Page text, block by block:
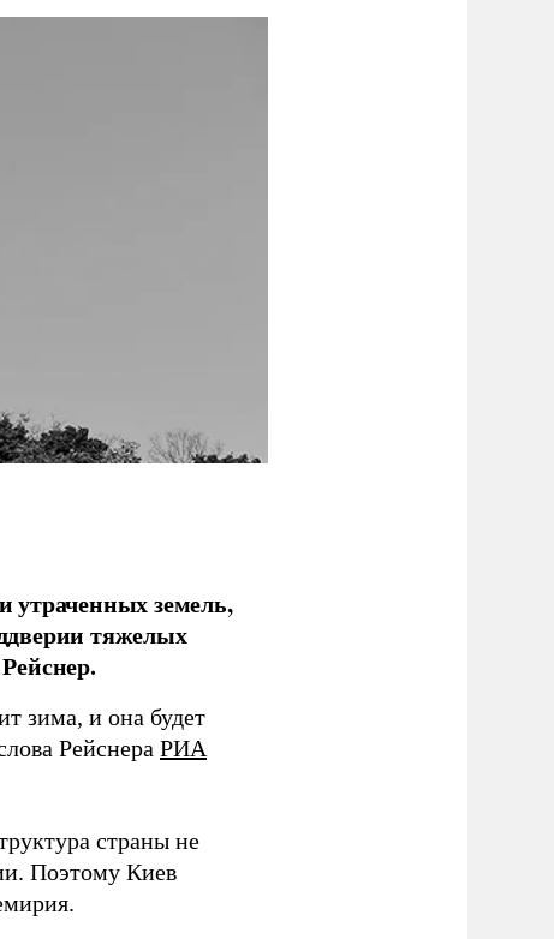
утраченных земель,
тяжелых
зима, и она будет
Рейснера РИА
страны не
Поэтому Киев